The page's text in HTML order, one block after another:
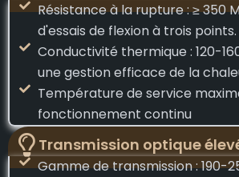
Résistance à la rupture : ≥ 350
d'essais de flexion à trois points.
Conductivité thermique : 120-
une gestion efficace de la
Température de service
fonctionnement continu
Transmission optique
Gamme de transmission : 190-